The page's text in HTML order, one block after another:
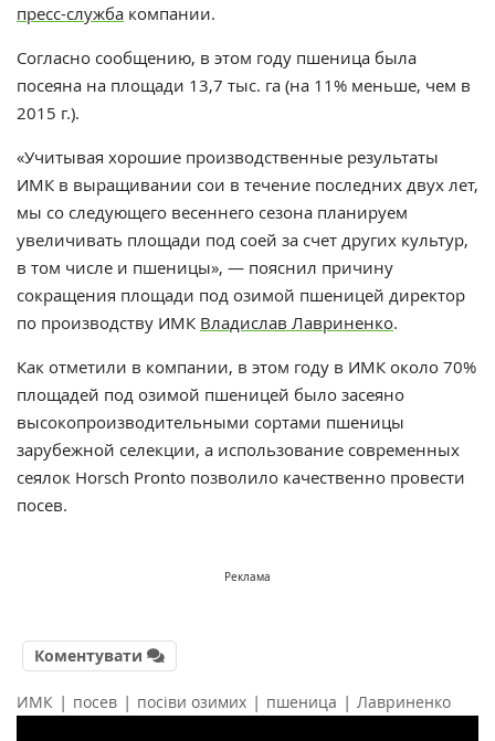
пресс-служба компании.
Согласно сообщению, в этом году пшеница была
посеяна на площади 13,7 тыс. га (на 11% меньше, чем в
2015 г.).
«Учитывая хорошие производственные результаты
ИМК в выращивании сои в течение последних двух лет,
мы со следующего весеннего сезона планируем
увеличивать площади под соей за счет других культур,
в том числе и пшеницы», — пояснил причину
сокращения площади под озимой пшеницей директор
по производству ИМК Владислав Лавриненко.
Как отметили в компании, в этом году в ИМК около 70%
площадей под озимой пшеницей было засеяно
высокопроизводительными сортами пшеницы
зарубежной селекции, а использование современных
сеялок Horsch Pronto позволило качественно провести
посев.
Реклама
Коментувати
ИМК | посев | посіви озимих | пшеница | Лавриненко